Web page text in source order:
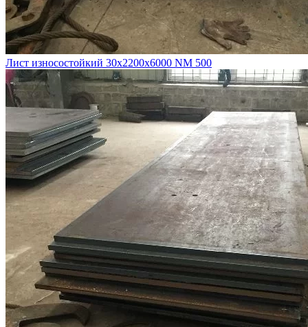
Лист износостойкий 30х2200х6000 NM 500